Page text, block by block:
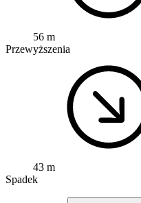
56 m
Przewyższenia
43 m
Spadek